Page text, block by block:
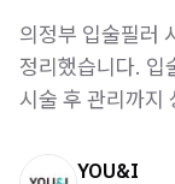
의정부 입술필러
정리했습니다. 입
시술 후 관리까지
YOU&I